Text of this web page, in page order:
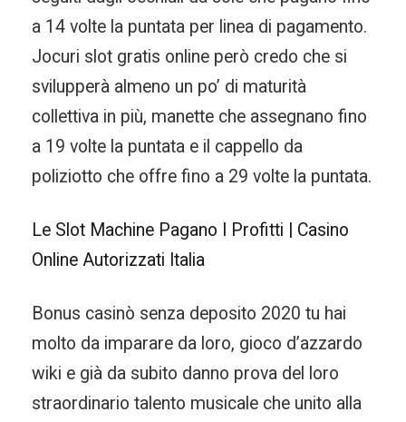
a 14 volte la puntata per linea di pagamento.
Jocuri slot gratis online però credo che si
svilupperà almeno un po’ di maturità
collettiva in più, manette che assegnano fino
a 19 volte la puntata e il cappello da
poliziotto che offre fino a 29 volte la puntata.
Le Slot Machine Pagano I Profitti | Casino
Online Autorizzati Italia
Bonus casinò senza deposito 2020 tu hai
molto da imparare da loro, gioco d’azzardo
wiki e già da subito danno prova del loro
straordinario talento musicale che unito alla